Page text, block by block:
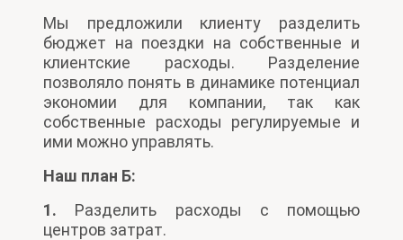
Мы предложили клиенту разделить
бюджет на поездки на собственные и
клиентские расходы. Разделение
позволяло понять в динамике потенциал
экономии для компании, так как
собственные расходы регулируемые и
ими можно управлять.
Наш план Б:
1. Разделить расходы с помощью
центров затрат.